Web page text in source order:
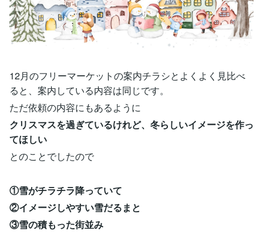
12月のフリーマーケットの案内チラシとよくよく見比べ
ると、案内している内容は同じです。
ただ依頼の内容にもあるように
クリスマスを過ぎているけれど、冬らしいイメージを作っ
てほしい
とのことでしたので
①雪がチラチラ降っていて
②イメージしやすい雪だるまと
③雪の積もった街並み